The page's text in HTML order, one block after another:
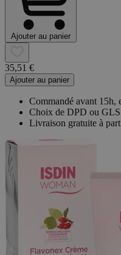
Ajouter au panier
35,51 €
Ajouter au panier
Commandé avant 15h,
Choix de DPD ou GLS
Livraison gratuite à